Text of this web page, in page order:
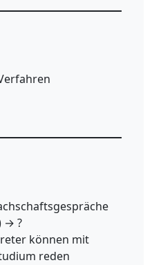
→ ?
können mit
reden